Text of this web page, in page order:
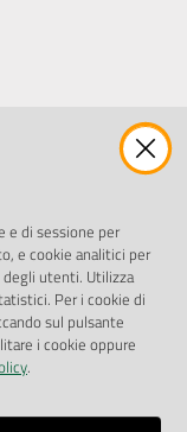
e di sessione per
e cookie analitici per
utenti. Utilizza
Per i cookie di
sul pulsante
i cookie oppure
.